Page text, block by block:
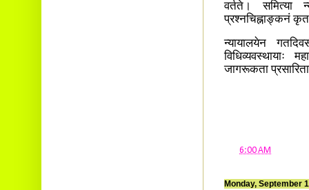
वर्तते। समित्या
प्रश्नचिह्नाङ्कनं
न्यायालयेन
विधिव्यवस्थायाः
जागरूकता
6:00 AM
Monday, September